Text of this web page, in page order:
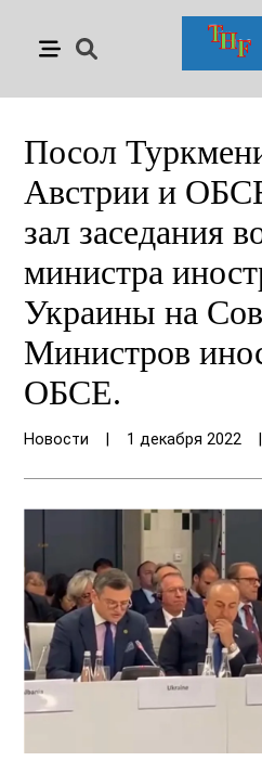
Посол
Австрии и
зал заседания
министра
Украины на
Министров
ОБСЕ.
Новости 1 декабря 2022